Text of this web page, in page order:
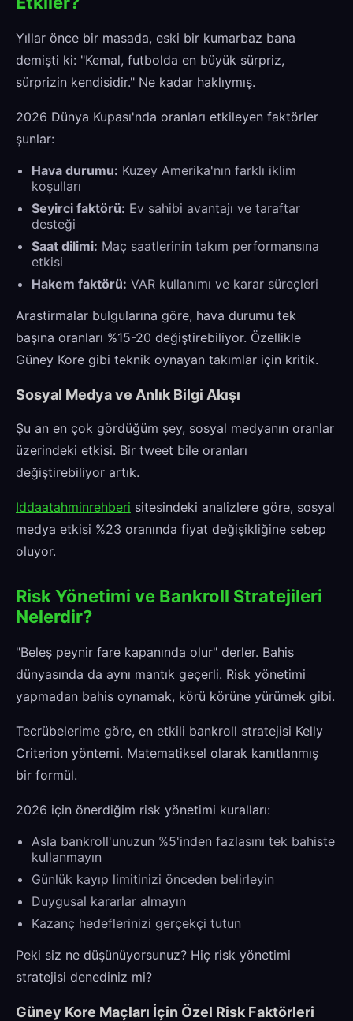
Yıllar önce bir masada, eski bir kumarbaz bana
demişti ki: "Kemal, futbolda en büyük sürpriz,
sürprizin kendisidir." Ne kadar haklıymış.
2026 Dünya Kupası'nda oranları etkileyen faktörler
şunlar:
Hava durumu: Kuzey Amerika'nın farklı iklim
koşulları
Seyirci faktörü: Ev sahibi avantajı ve taraftar
desteği
Saat dilimi: Maç saatlerinin takım performansına
etkisi
Hakem faktörü: VAR kullanımı ve karar süreçleri
Arastirmalar bulgularına göre, hava durumu tek
başına oranları %15-20 değiştirebiliyor. Özellikle
Güney Kore gibi teknik oynayan takımlar için kritik.
Sosyal Medya ve Anlık Bilgi Akışı
Şu an en çok gördüğüm şey, sosyal medyanın oranlar
üzerindeki etkisi. Bir tweet bile oranları
değiştirebiliyor artık.
Iddaatahminrehberi sitesindeki analizlere göre, sosyal
medya etkisi %23 oranında fiyat değişikliğine sebep
oluyor.
Risk Yönetimi ve Bankroll Stratejileri
Nelerdir?
"Beleş peynir fare kapanında olur" derler. Bahis
dünyasında da aynı mantık geçerli. Risk yönetimi
yapmadan bahis oynamak, körü körüne yürümek gibi.
Tecrübelerime göre, en etkili bankroll stratejisi Kelly
Criterion yöntemi. Matematiksel olarak kanıtlanmış
bir formül.
2026 için önerdiğim risk yönetimi kuralları:
Asla bankroll'unuzun %5'inden fazlasını tek bahiste
kullanmayın
Günlük kayıp limitinizi önceden belirleyin
Duygusal kararlar almayın
Kazanç hedeflerinizi gerçekçi tutun
Peki siz ne düşünüyorsunuz? Hiç risk yönetimi
stratejisi denediniz mi?
Güney Kore Maçları İçin Özel Risk Faktörleri